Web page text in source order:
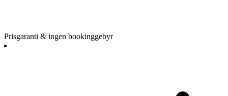
Prisgaranti & ingen bookinggebyr